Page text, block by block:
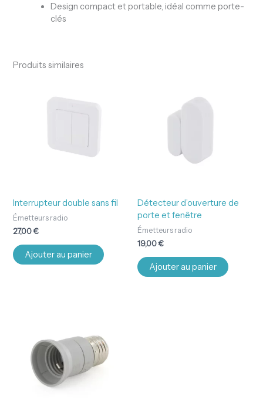
Design compact et portable, idéal comme porte-
clés
Produits similaires
Interrupteur double sans fil
Émetteurs radio
27,00€
Ajouter au panier
Détecteur d’ouverture de
porte et fenêtre
Émetteurs radio
19,00€
Ajouter au panier